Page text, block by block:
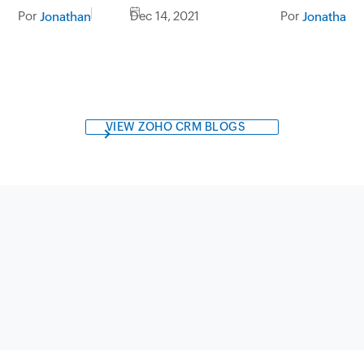
Por Jonathan Dec 14, 2021 Por Jonathan
VIEW ZOHO CRM BLOGS